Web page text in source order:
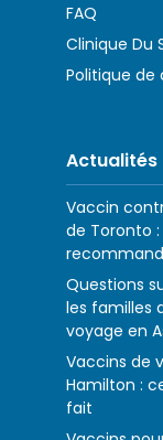
FAQ
Clinique Du
Politique
Actualités
Vaccin
de Toronto :
Questions
les familles
voyage en
Vaccins de
Hamilton :
fait